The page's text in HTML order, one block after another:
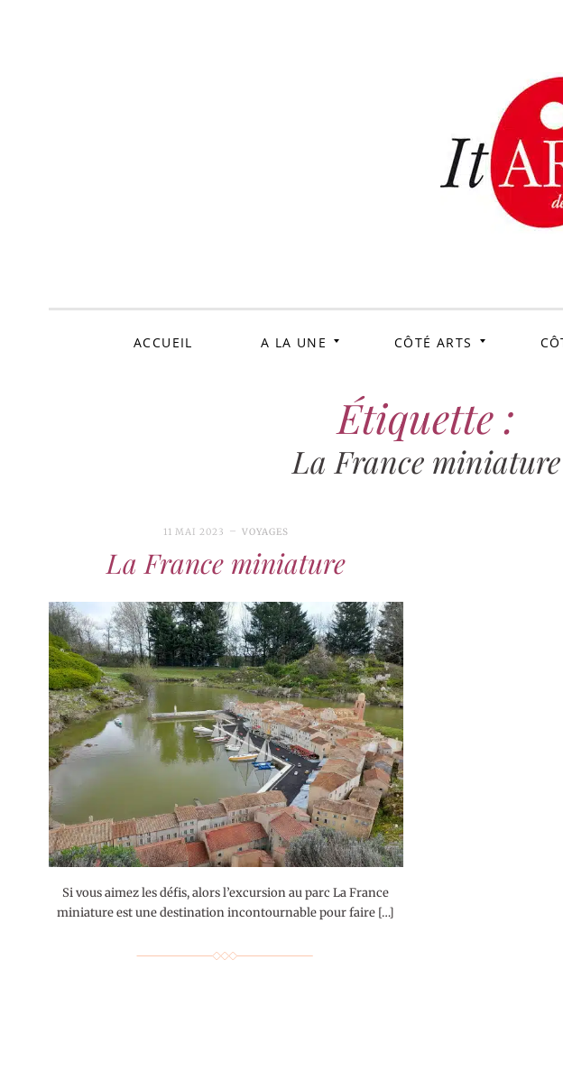
ACCUEIL A LA UNE CÔTÉ ARTS
Étiquette :
La France miniature
11 MAI 2023 VOYAGES
La France miniature
Si vous aimez les défis, alors l’excursion au parc La France
miniature est une destination incontournable pour faire […]